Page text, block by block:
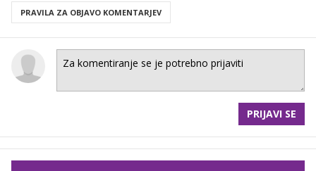
PRAVILA ZA OBJAVO KOMENTARJEV
PRIJAVI SE